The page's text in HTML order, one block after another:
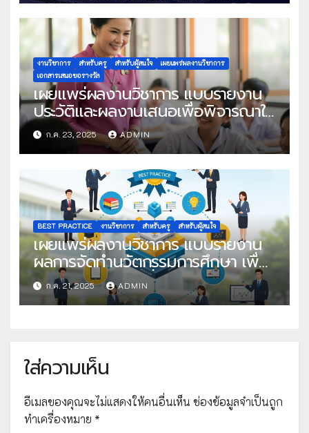
งานวิชาการ สำหรับครู สำหรับผู้สนใจ
เผยแพร่ผลงานวิชาการ
เอกสารเสนอขอรางวัล
เผยแพร่ผลงานวิชาการ แบบรายงาน
ประวัติและผลงานเสนอเพื่อพิจารณาใน
โครงการครูดีในดวงใจ ประจำปี 2568
ครั้งที่ 22
ก.ค. 23, 2025 ADMIN
BEST PRACTICE งานวิชาการ สำหรับครู สำหรับผู้สนใจ
เผยแพร่ผลงานวิชาการ แบบรายงาน
ผลการจัดทำนวัตกรรมการศึกษา เพื่อ
คัดเลือกวิธีปฏิบัติที่เป็นเลิศ
ก.ค. 21, 2025 ADMIN
ใส่ความเห็น
อีเมลของคุณจะไม่แสดงให้คนอื่นเห็น ช่องข้อมูลจำเป็นถูก
ทำเครื่องหมาย *